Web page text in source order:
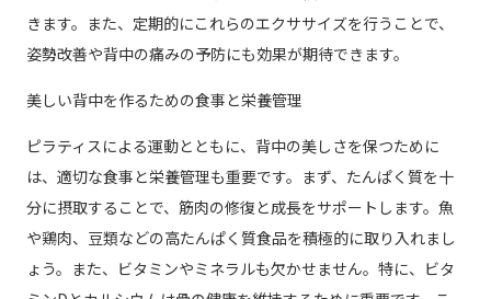
きます。また、定期的にこれらのエクササイズを行うことで、
姿勢改善や背中の痛みの予防にも効果が期待できます。
美しい背中を作るための食事と栄養管理
ピラティスによる運動とともに、背中の美しさを保つために
は、適切な食事と栄養管理も重要です。まず、たんぱく質を十
分に摂取することで、筋肉の修復と成長をサポートします。魚
や鶏肉、豆類などの高たんぱく質食品を積極的に取り入れまし
ょう。また、ビタミンやミネラルも欠かせません。特に、ビタ